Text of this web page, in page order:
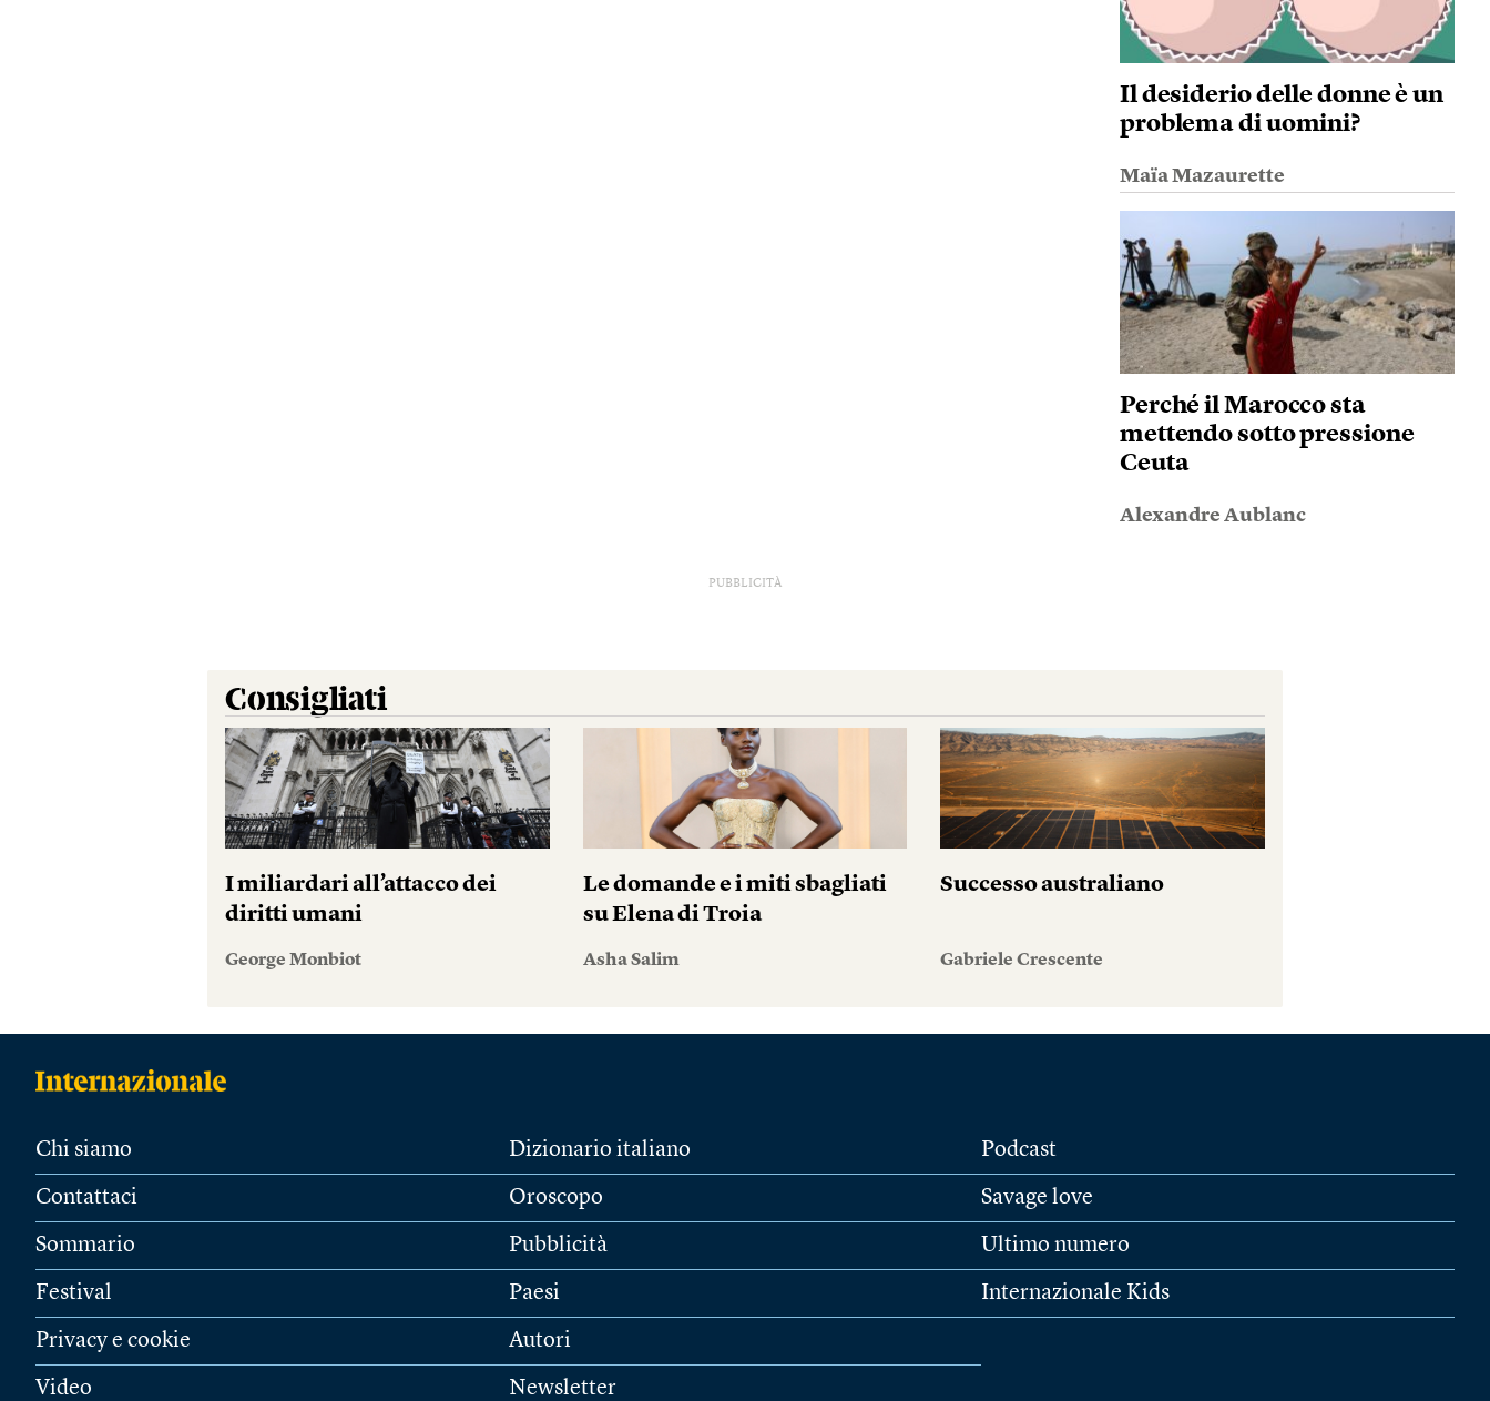
Il desiderio delle donne è un
problema di uomini?
Maïa Mazaurette
Perché il Marocco sta
mettendo sotto pressione
Ceuta
Alexandre Aublanc
PUBBLICITÀ
Consigliati
I miliardari all’attacco dei
diritti umani
George Monbiot
Le domande e i miti sbagliati
su Elena di Troia
Asha Salim
Successo australiano
Gabriele Crescente
Chi siamo
Contattaci
Sommario
Festival
Privacy e cookie
Video
Dizionario italiano
Oroscopo
Pubblicità
Paesi
Autori
Newsletter
Podcast
Savage love
Ultimo numero
Internazionale Kids